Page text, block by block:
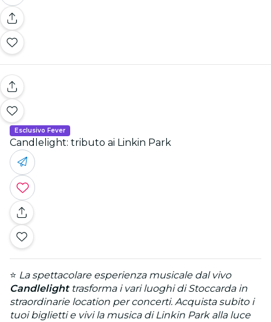
Esclusivo Fever
Candlelight: tributo ai Linkin Park
⭐ La spettacolare esperienza musicale dal vivo
Candlelighttrasforma i vari luoghi di Stoccarda in
straordinarie location per concerti. Acquista subito i
tuoi biglietti e vivi la musica di Linkin Park alla luce